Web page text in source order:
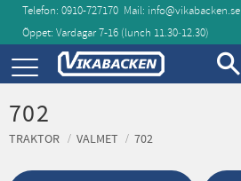
Meny
Telefon: 0910-727170 Mail: info@vikabacken.se
Öppet: Vardagar 7-16 (lunch 11.30‑12.30)
702
TRAKTOR VALMET 702